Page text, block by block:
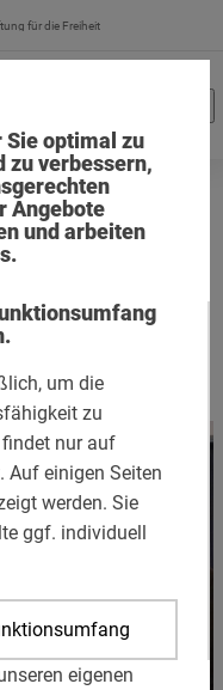
für die Freiheit
Sie optimal zu
verbessern,
Angebote
und arbeiten
um die
zu
nur auf
Auf einigen Seiten
werden. Sie
ggf. individuell
eigenen